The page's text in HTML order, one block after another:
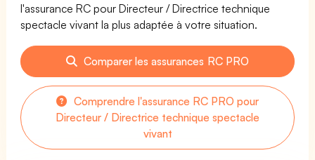
l'assurance RC pour Directeur / Directrice technique
spectacle vivant la plus adaptée à votre situation.
Comparer les assurances RC PRO
Comprendre l'assurance RC PRO pour
Directeur / Directrice technique spectacle
vivant